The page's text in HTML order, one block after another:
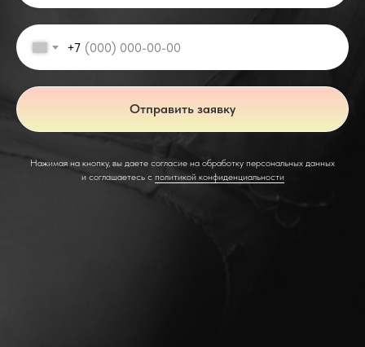
+7
Отправить заявку
Нажимая на кнопку, вы даете согласие на обработку персональных данных
и соглашаетесь c политикой конфиденциальности